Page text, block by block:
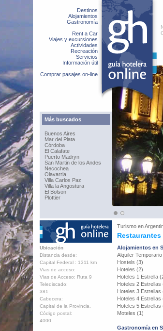
Destinos
Alojamientos
Gastronomía
Rent a Car
Viajes y excursiones
Actividades
Recreación
Servicios
Información útil
Comprar pasajes on-line
Más buscados
Buenos Aires
Mar del Plata
Córdoba
El Calafate
Puerto Madryn
San Martin de los Andes
Necochea
Olavarria
Villa Carlos Paz
Villa la Angostura
El Bolson
Plottier
Turismo en
Ubicación
Distancia desde:
Capital Federal : 1311 km
Vias de acceso:
Vias de Acceso: Ruta 9
Telediscado:
381
Cabecera:
Capital de la Provincia.
Código postal:
4000
Alojamientos en
Alquiler
Hostels (3)
Hoteles (2)
Hoteles 1 Estrella
Hoteles 2 Estrellas
Hoteles 3 Estrellas
Hoteles 4 Estrellas
Hoteles 5 Estrellas
Moteles (1)
Gastronomía en